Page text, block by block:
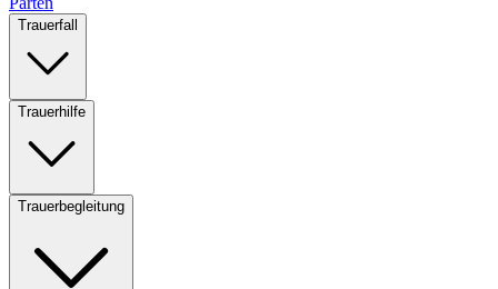
Trauerfall
Trauerhilfe
Trauerbegleitung